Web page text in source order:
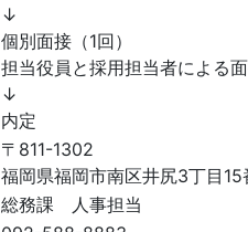
↓
個別面接（1回）
担当役員と採用担当者による
↓
内定
〒811-1302
福岡県福岡市南区井尻3丁目
総務課 人事担当